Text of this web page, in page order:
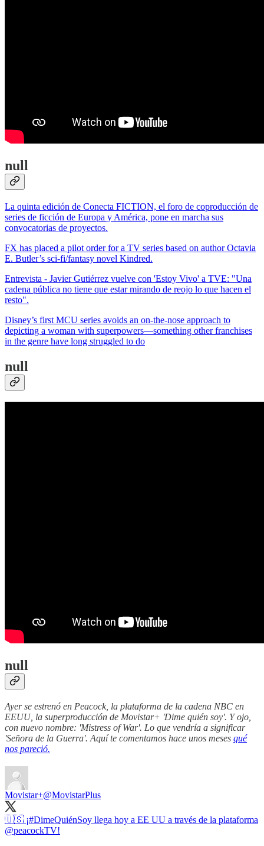
null
La quinta edición de Conecta FICTION, el foro de coproducción de
series de ficción de Europa y América, pone en marcha sus
convocatorias de proyectos.
FX has placed a pilot order for a TV series based on author Octavia
E. Butler’s sci-fi/fantasy novel Kindred.
Entrevista - Javier Gutiérrez vuelve con 'Estoy Vivo' a TVE: "Una
cadena pública no tiene que estar mirando de reojo lo que hacen el
resto".
Disney’s first MCU series avoids an on-the-nose approach to
depicting a woman with superpowers—something other franchises
in the genre have long struggled to do
null
null
Ayer se estrenó en Peacock, la plataforma de la cadena NBC en
EEUU, la superproducción de Movistar+ 'Dime quién soy'. Y ojo,
con nuevo nombre: 'Mistress of War'. Lo que vendría a significar
'Señora de la Guerra'. Aquí te comentamos hace unos meses qué
nos pareció.
Movistar+@MovistarPlus
🇺🇸 ¡#DimeQuiénSoy llega hoy a EE UU a través de la plataforma
@peacockTV!